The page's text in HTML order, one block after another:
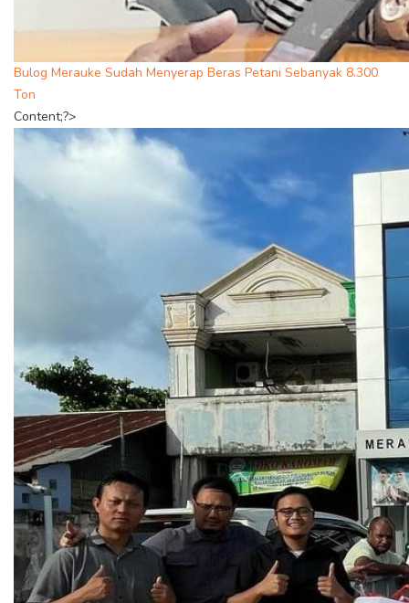
Bulog Merauke Sudah Menyerap Beras Petani Sebanyak 8.300
Ton
Content;?>